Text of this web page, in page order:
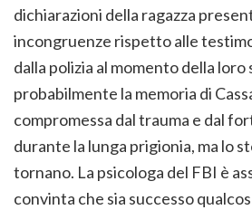
dichiarazioni della ragazza
incongruenze rispetto alle
dalla polizia al momento della
probabilmente la memoria di
compromessa dal trauma e dal
durante la lunga prigionia, ma lo
tornano. La psicologa del FBI è
convinta che sia successo